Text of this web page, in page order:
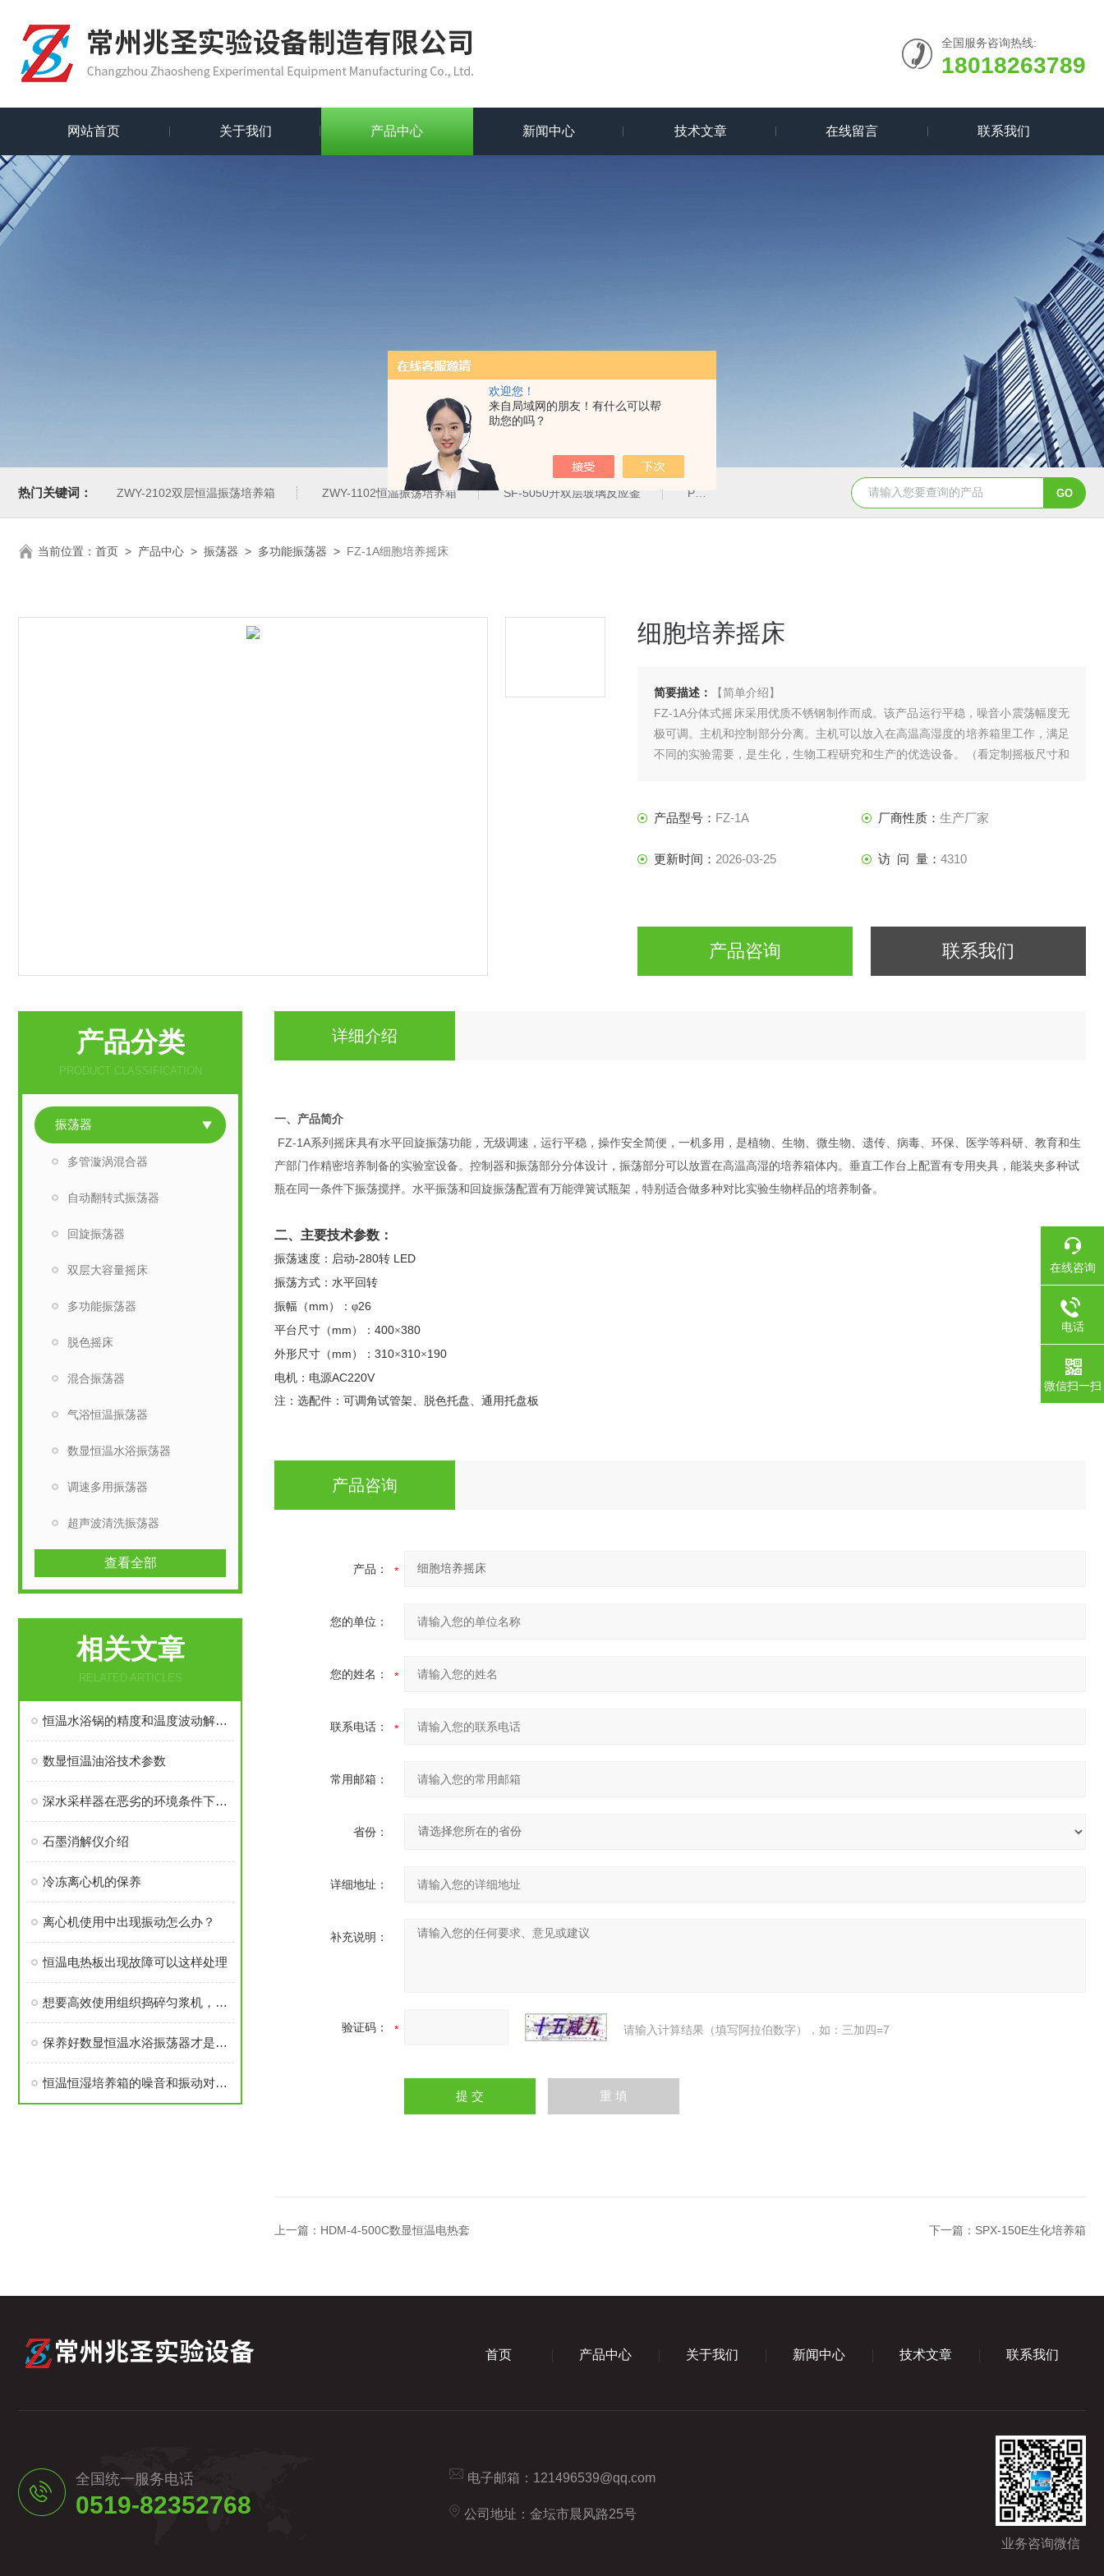
欢迎您！
来自局域网的朋友！有什么可以帮
助您的吗？
全国服务咨询热线:
18018263789
网站首页 关于我们 产品中心 新闻中心 技术文章 在线留言 联系我们
热门关键词： ZWY-2102双层恒温振荡培养箱 ZWY-1102恒温振荡培养箱 SF-5050升双层玻璃反应釜 PH-2J防腐蚀恒温水浴锅 CH3050恒温油浴槽 HH-8J恒温水浴锅
当前位置： 首页 > 产品中心 > 振荡器 > 多功能振荡器 > FZ-1A细胞培养摇床
细胞培养摇床
简要描述：
【简单介绍】
FZ-1A分体式摇床采用优质不锈钢制作而成。该产品运行平稳，噪音小震荡幅度无
极可调。主机和控制部分分离。主机可以放入在高温高湿度的培养箱里工作，满足
不同的实验需要，是生化，生物工程研究和生产的优选设备。（看定制摇板尺寸和
产品型号： FZ-1A 厂商性质： 生产厂家
更新时间： 2026-03-25 访 问 量： 4310
产品咨询 联系我们
产品分类
PRODUCT CLASSIFICATION
振荡器
多管漩涡混合器
自动翻转式振荡器
回旋振荡器
双层大容量摇床
多功能振荡器
脱色摇床
混合振荡器
气浴恒温振荡器
数显恒温水浴振荡器
调速多用振荡器
超声波清洗振荡器
查看全部
相关文章
RELATED ARTICLES
恒温水浴锅的精度和温度波动解决方法
数显恒温油浴技术参数
深水采样器在恶劣的环境条件下，更能显示其*性
石墨消解仪介绍
冷冻离心机的保养
离心机使用中出现振动怎么办？
恒温电热板出现故障可以这样处理
想要高效使用组织捣碎匀浆机，来看看这些！
保养好数显恒温水浴振荡器才是硬道理
恒温恒湿培养箱的噪音和振动对样品有何影响？
详细介绍
一、产品简介
FZ-1A系列摇床具有水平回旋振荡功能，无级调速，运行平稳，操作安全简便，一机多用，是植物、生物、微生物、遗传、病毒、环保、医学等科研、教育和生
产部门作精密培养制备的实验室设备。控制器和振荡部分分体设计，振荡部分可以放置在高温高湿的培养箱体内。垂直工作台上配置有专用夹具，能装夹多种试
瓶在同一条件下振荡搅拌。水平振荡和回旋振荡配置有万能弹簧试瓶架，特别适合做多种对比实验生物样品的培养制备。
二、主要技术参数：
振荡速度：启动-280转 LED
振荡方式：水平回转
振幅（ mm ）：φ26
平台尺寸（ mm ）： 400×380
外形尺寸（ mm ）： 310×310×190
电机：电源AC220V
注：选配件：可调角试管架、脱色托盘、通用托盘板
产品咨询
产品：
您的单位：
您的姓名：
联系电话：
常用邮箱：
省份：
详细地址：
补充说明：
验证码： 请输入计算结果（填写阿拉伯数字），如：三加四=7
上一篇： HDM-4-500C数显恒温电热套 下一篇： SPX-150E生化培养箱
首页 产品中心 关于我们 新闻中心 技术文章 联系我们
全国统一服务电话
0519-82352768
电子邮箱： 121496539@qq.com
公司地址：金坛市晨风路25号
业务咨询微信
在线咨询
电话
微信扫一扫